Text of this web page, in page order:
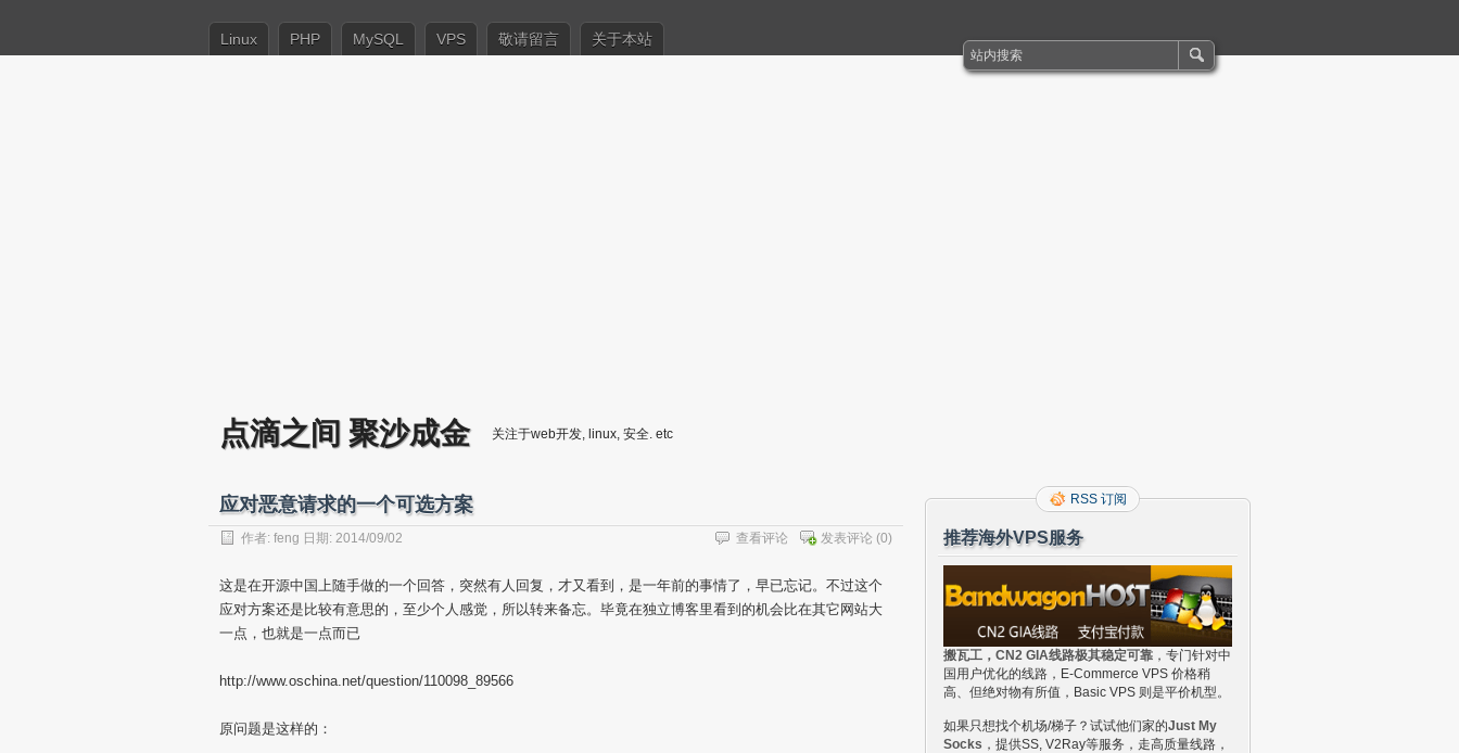
Linux PHP MySQL VPS 敬请留言 关于本站
点滴之间 聚沙成金 关注于web开发, linux, 安全. etc
应对恶意请求的一个可选方案
作者: feng 日期: 2014/09/02 发表评论 (0)
查看评论
这是在开源中国上随手做的一个回答，突然有人回复，才又看到，是一年前的事情了，早已忘记。不过这个
应对方案还是比较有意思的，至少个人感觉，所以转来备忘。毕竟在独立博客里看到的机会比在其它网站大
一点，也就是一点而已
http://www.oschina.net/question/110098_89566
原问题是这样的：
RSS 订阅
推荐海外VPS服务
搬瓦工，CN2 GIA线路极其稳定可靠 ，专门针对中
国用户优化的线路，E-Commerce VPS 价格稍
高、但绝对物有所值，Basic VPS 则是平价机型。
如果只想找个机场/梯子？试试他们家的Just My
Socks ，提供SS, V2Ray等服务，走高质量线路，